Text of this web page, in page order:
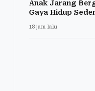
Anak Jarang
Gaya Hidup
18 jam lalu